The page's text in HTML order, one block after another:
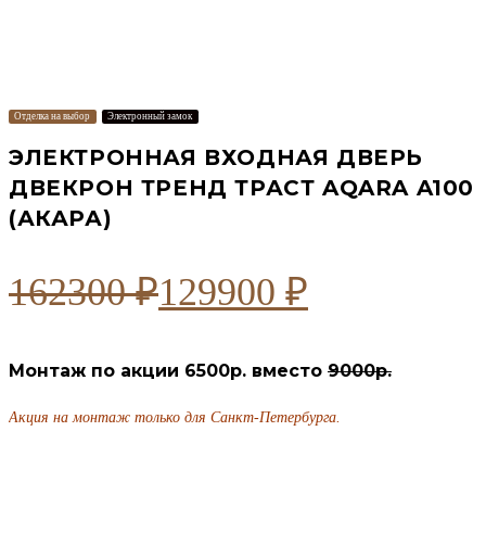
Отделка на выбор Электронный замок
ЭЛЕКТРОННАЯ ВХОДНАЯ ДВЕРЬ
ДВЕКРОН ТРЕНД ТРАСТ AQARA A100
(АКАРА)
162300₽
Первоначальная
составляла
162300 ₽.
129900 ₽
Текущая
129900 ₽.
Монтаж по акции 6500р. вместо 9000р.
Акция на монтаж только для Санкт-Петербурга.